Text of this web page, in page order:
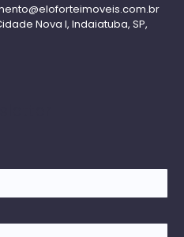
Nova I, Indaiatuba, SP,